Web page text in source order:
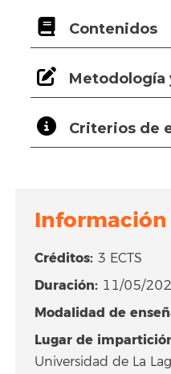
Contenidos
Metodología
Criterios de
Créditos: 3 ECTS
Duración: 11/05/
Modalidad de
Lugar de
Universidad de La